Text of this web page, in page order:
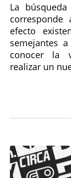
La
efecto
semejantes
conocer la
realizar un